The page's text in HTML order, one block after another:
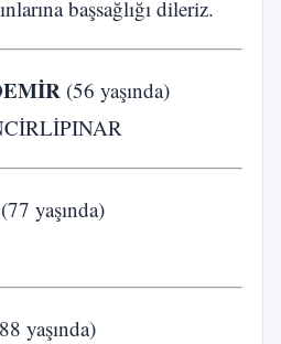
başsağlığı dileriz.
(56 yaşında)
(77 yaşında)
yaşında)